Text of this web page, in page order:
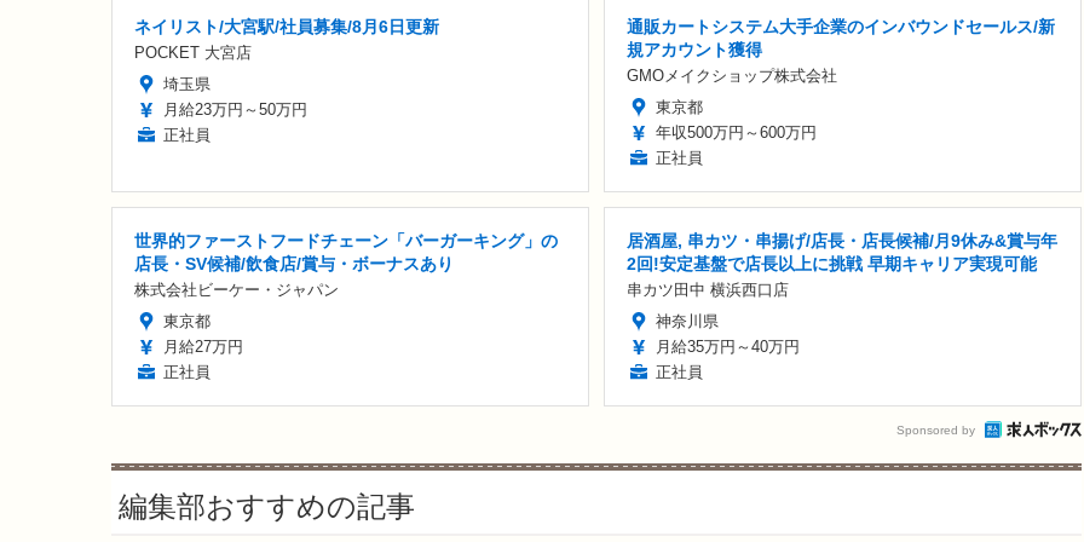
ネイリスト/大宮駅/社員募集/8月6日更新
POCKET 大宮店
埼玉県
月給23万円～50万円
正社員
通販カートシステム大手企業のインバウンドセールス/新
規アカウント獲得
GMOメイクショップ株式会社
東京都
年収500万円～600万円
正社員
世界的ファーストフードチェーン「バーガーキング」の
店長・SV候補/飲食店/賞与・ボーナスあり
株式会社ビーケー・ジャパン
東京都
月給27万円
正社員
居酒屋, 串カツ・串揚げ/店長・店長候補/月9休み&賞与年
2回!安定基盤で店長以上に挑戦 早期キャリア実現可能
串カツ田中 横浜西口店
神奈川県
月給35万円～40万円
正社員
Sponsored by
編集部おすすめの記事